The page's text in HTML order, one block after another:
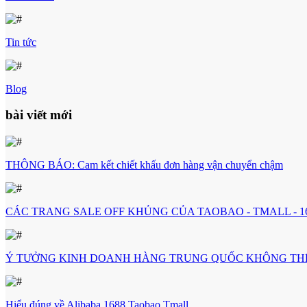
Tin tức
Blog
bài viết mới
THÔNG BÁO: Cam kết chiết khấu đơn hàng vận chuyển chậm
CÁC TRANG SALE OFF KHỦNG CỦA TAOBAO - TMALL -
Ý TƯỞNG KINH DOANH HÀNG TRUNG QUỐC KHÔNG
Hiểu đúng về Alibaba 1688 Taobao Tmall